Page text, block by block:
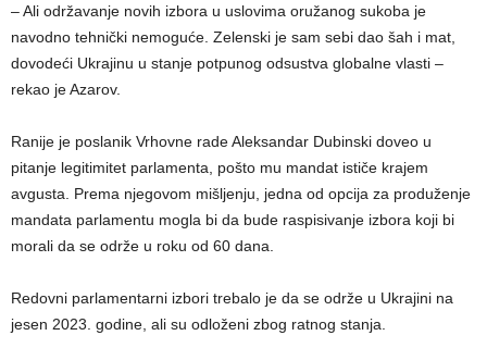
– Ali održavanje novih izbora u uslovima oružanog sukoba je
navodno tehnički nemoguće. Zelenski je sam sebi dao šah i mat,
dovodeći Ukrajinu u stanje potpunog odsustva globalne vlasti –
rekao je Azarov.
Ranije je poslanik Vrhovne rade Aleksandar Dubinski doveo u
pitanje legitimitet parlamenta, pošto mu mandat ističe krajem
avgusta. Prema njegovom mišljenju, jedna od opcija za produženje
mandata parlamentu mogla bi da bude raspisivanje izbora koji bi
morali da se održe u roku od 60 dana.
Redovni parlamentarni izbori trebalo je da se održe u Ukrajini na
jesen 2023. godine, ali su odloženi zbog ratnog stanja.